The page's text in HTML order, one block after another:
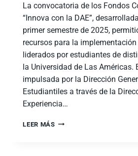
La convocatoria de los Fondos
“Innova con la DAE”,
primer semestre de 2025,
recursos para la
liderados por estudiantes de
la Universidad de Las Américas.
impulsada por la Dirección
Estudiantiles a través de la
Experiencia…
LEER MÁS